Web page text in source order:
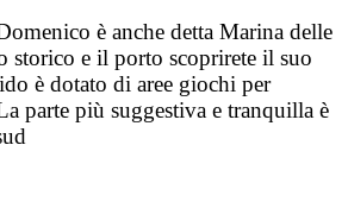
è anche detta Marina delle
storico e il porto scoprirete il suo
è dotato di aree giochi per
parte più suggestiva e tranquilla è